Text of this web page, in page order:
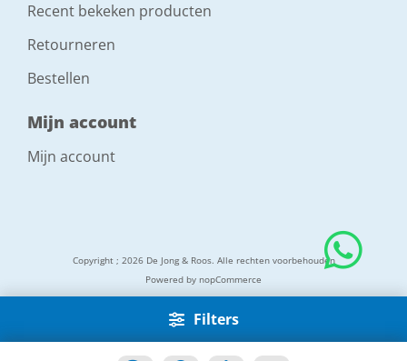
Filters
Recent bekeken producten
Retourneren
Bestellen
Mijn account
Mijn account
Copyright ; 2026 De Jong & Roos. Alle rechten voorbehouden
Powered by nopCommerce